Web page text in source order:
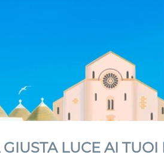
LUCE AI TUOI